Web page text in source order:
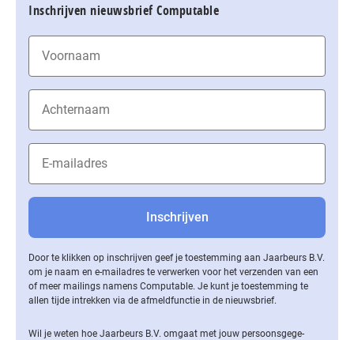
Inschrijven nieuwsbrief Computable
Door te klikken op inschrijven geef je toestemming aan Jaarbeurs B.V.
om je naam en e-mailadres te verwerken voor het verzenden van een
of meer mailings namens Computable. Je kunt je toestemming te
allen tijde intrekken via de af­meld­func­tie in de nieuwsbrief.
Wil je weten hoe Jaarbeurs B.V. omgaat met jouw per­soons­ge­ge­